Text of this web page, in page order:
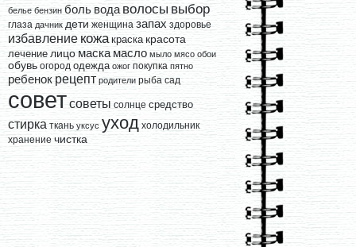
белье бензин боль вода волосы выбор
глаза дачник дети женщина запах здоровье
избавление кожа краска красота
лечение лицо маска масло мыло мясо обои
обувь огород одежда ожог покупка пятно
ребенок рецепт родители рыба сад
советсоветы солнце средство
стирка ткань уксус уход холодильник
хранение чистка